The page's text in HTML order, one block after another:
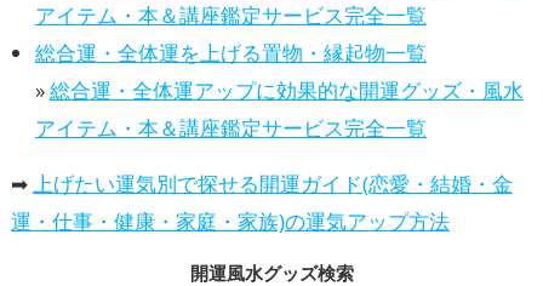
アイテム・本＆講座鑑定サービス完全一覧
総合運・全体運を上げる置物・縁起物一覧
»総合運・全体運アップに効果的な開運グッズ・風水
アイテム・本＆講座鑑定サービス完全一覧
➡上げたい運気別で探せる開運ガイド(恋愛・結婚・金
運・仕事・健康・家庭・家族)の運気アップ方法
開運風水グッズ検索